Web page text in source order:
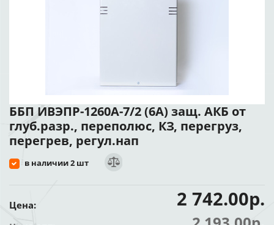
ББП ИВЭПР-1260А-7/2 (6А) защ. АКБ от
глуб.разр., переполюс, КЗ, перегруз,
перегрев, регул.нап
в наличии 2 шт
Цена: 2 742.00р.